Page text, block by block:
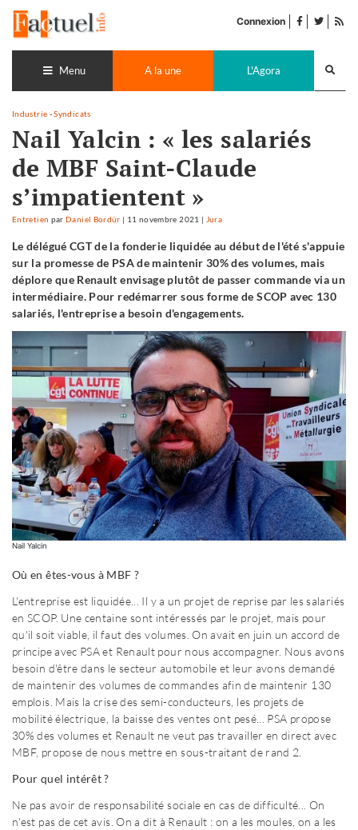
contenu
Connexion facebook
twitter
Menu A la une L'Agora
Industrie -Syndicats
Nail Yalcin : « les salariés
de MBF Saint-Claude
s’impatientent »
Entretien parDaniel Bordür | 11 novembre 2021 | Jura
Le délégué CGT de la fonderie liquidée au début de l'été s'appuie
sur la promesse de PSA de maintenir 30% des volumes, mais
déplore que Renault envisage plutôt de passer commande via un
intermédiaire. Pour redémarrer sous forme de SCOP avec 130
salariés, l'entreprise a besoin d'engagements.
Nail Yalcin
Où en êtes-vous à MBF ?
L'entreprise est liquidée... Il y a un projet de reprise par les salariés
en SCOP. Une centaine sont intéressés par le projet, mais pour
qu'il soit viable, il faut des volumes. On avait en juin un accord de
principe avec PSA et Renault pour nous accompagner. Nous avons
besoin d'être dans le secteur automobile et leur avons demandé
de maintenir des volumes de commandes afin de maintenir 130
emplois. Mais la crise des semi-conducteurs, les projets de
mobilité électrique, la baisse des ventes ont pesé... PSA propose
30% des volumes et Renault ne veut pas travailler en direct avec
MBF, propose de nous mettre en sous-traitant de rand 2.
Pour quel intérêt ?
Ne pas avoir de responsabilité sociale en cas de difficulté... On
n'est pas de cet avis. On a dit à Renault : on a les moules, on a les